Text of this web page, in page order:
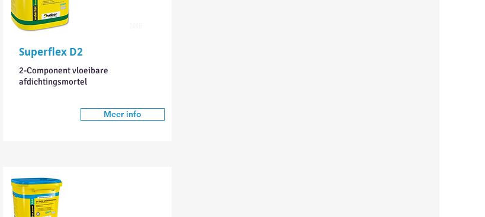
Superflex D2
2-Component vloeibare
afdichtingsmortel
Meer info